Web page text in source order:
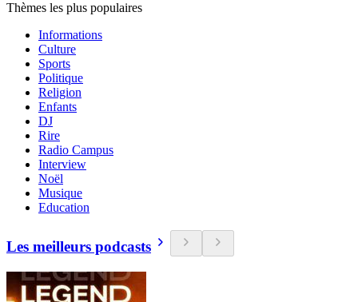
Thèmes les plus populaires
Informations
Culture
Sports
Politique
Religion
Enfants
DJ
Rire
Radio Campus
Interview
Noël
Musique
Education
Les meilleurs podcasts